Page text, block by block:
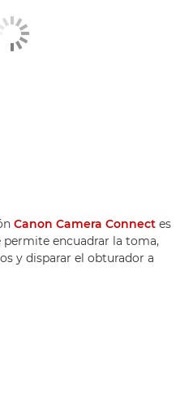
Canon Camera Connect es
permite encuadrar la toma,
y disparar el obturador a